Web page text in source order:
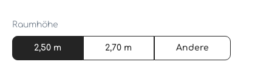
Raumhöhe
2,50 m 2,70 m Andere